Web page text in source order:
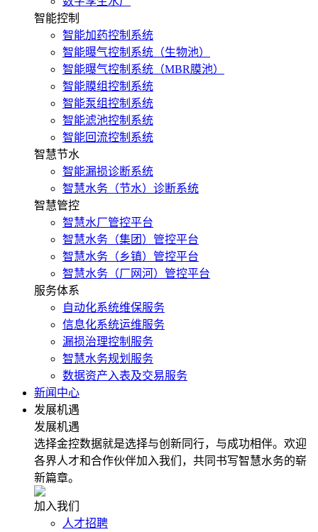
智能控制
智能加药控制系统
智能曝气控制系统（生物池）
智能曝气控制系统（MBR膜池）
智能膜组控制系统
智能泵组控制系统
智能滤池控制系统
智能回流控制系统
智慧节水
智能漏损诊断系统
智慧水务（节水）诊断系统
智慧管控
智慧水厂管控平台
智慧水务（集团）管控平台
智慧水务（乡镇）管控平台
智慧水务（厂网河）管控平台
服务体系
自动化系统维保服务
信息化系统运维服务
漏损治理控制服务
智慧水务规划服务
数据资产入表及交易服务
新闻中心
发展机遇
发展机遇
选择金控数据就是选择与创新同行，与成功相伴。欢迎
各界人才和合作伙伴加入我们，共同书写智慧水务的崭
新篇章。
加入我们
人才招聘